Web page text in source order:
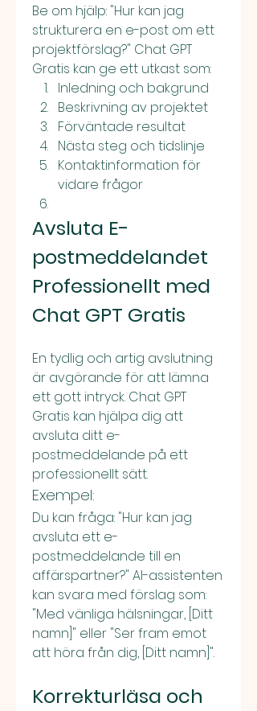
Be om hjälp: "Hur kan jag
strukturera en e-post om ett
projektförslag?" Chat GPT
Gratis kan ge ett utkast som:
Inledning och bakgrund
Beskrivning av projektet
Förväntade resultat
Nästa steg och tidslinje
Kontaktinformation för
vidare frågor
Avsluta E-
postmeddelandet
Professionellt med
Chat GPT Gratis
En tydlig och artig avslutning
är avgörande för att lämna
ett gott intryck. Chat GPT
Gratis kan hjälpa dig att
avsluta ditt e-
postmeddelande på ett
professionellt sätt.
Exempel:
Du kan fråga: "Hur kan jag
avsluta ett e-
postmeddelande till en
affärspartner?" AI-assistenten
kan svara med förslag som:
"Med vänliga hälsningar, [Ditt
namn]" eller "Ser fram emot
att höra från dig, [Ditt namn]".
Korrekturläsa och